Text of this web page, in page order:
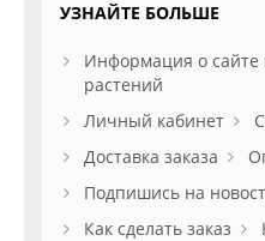
УЗНАЙТЕ БОЛЬШЕ
Информация о сайте
растений
Личный кабинет
Доставка заказа
Подпишись на
Как сделать заказ